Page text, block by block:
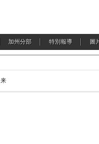
加州分部 特別報導 圖